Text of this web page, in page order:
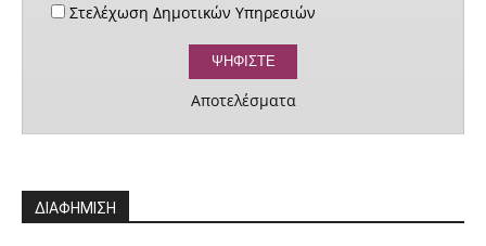
Στελέχωση Δημοτικών Υπηρεσιών
Αποτελέσματα
ΔΙΑΦΗΜΙΣΗ